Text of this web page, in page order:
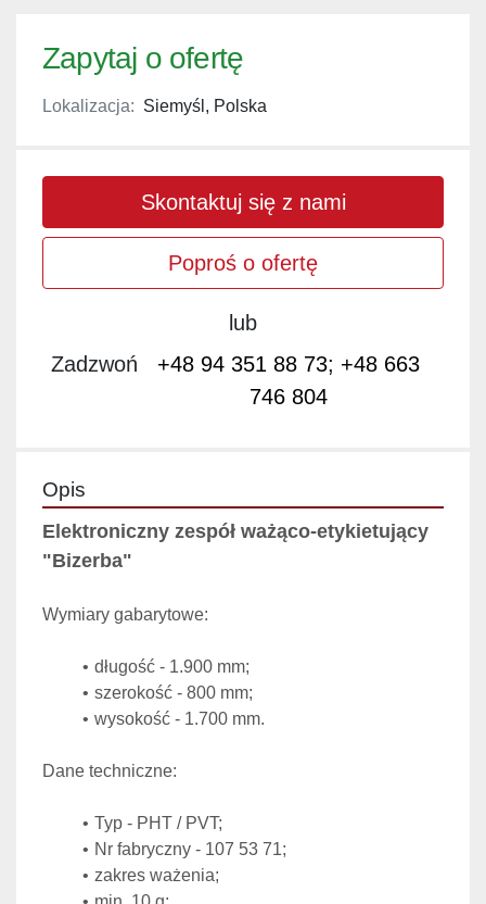
Zapytaj o ofertę
Lokalizacja: Siemyśl, Polska
Skontaktuj się z nami
Poproś o ofertę
lub
Zadzwoń
+48 94 351 88 73; +48 663
746 804
Opis
Elektroniczny zespół ważąco-etykietujący
"Bizerba"
Wymiary gabarytowe:
długość - 1.900 mm;
szerokość - 800 mm;
wysokość - 1.700 mm.
Dane techniczne:
Typ - PHT / PVT;
Nr fabryczny - 107 53 71;
zakres ważenia;